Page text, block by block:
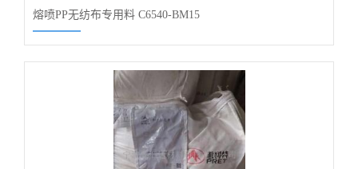
熔喷PP无纺布专用料 C6540-BM15